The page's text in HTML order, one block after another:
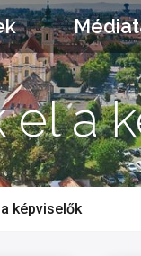
a
képviselők